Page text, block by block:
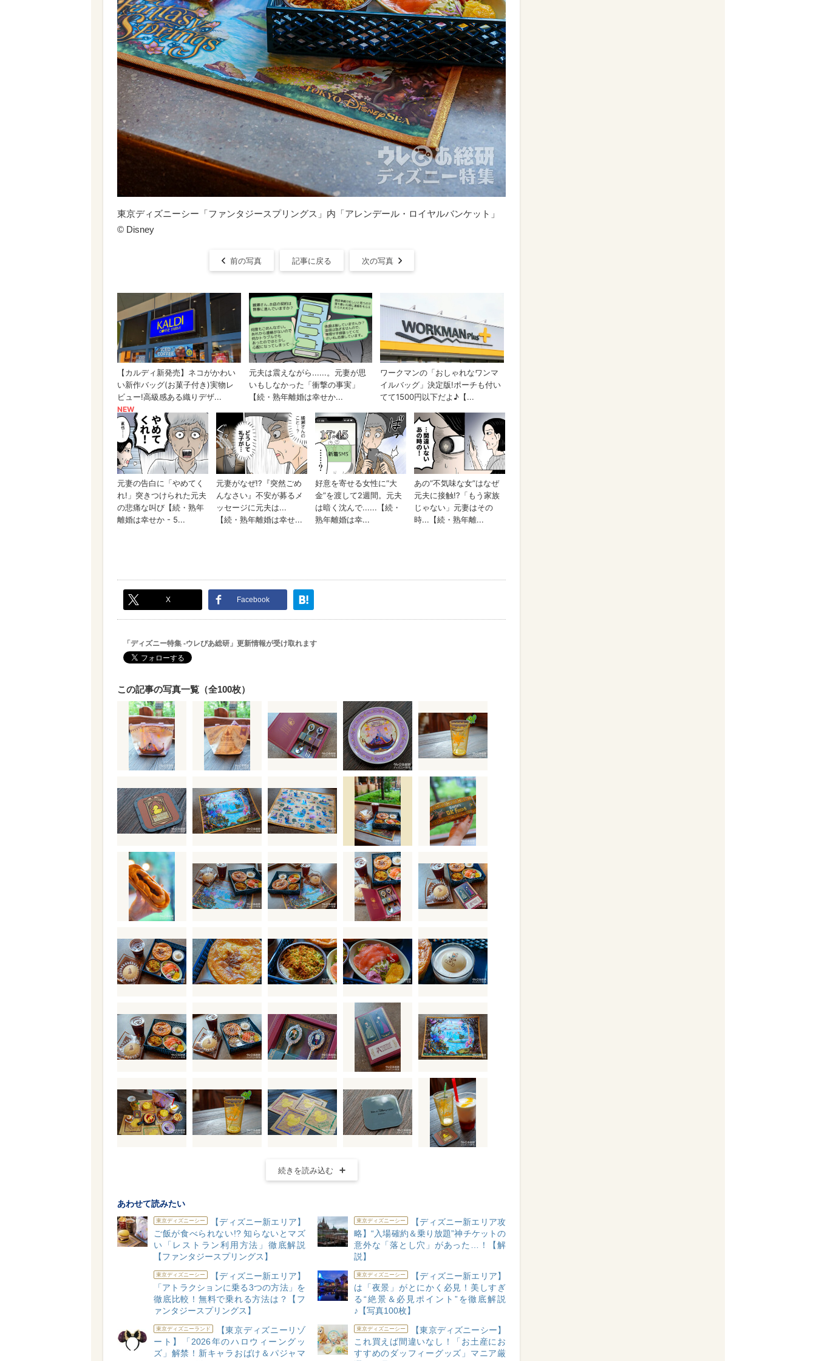
東京ディズニーシー「ファンタジースプリングス」内「アレンデール・ロイヤルバンケット」
© Disney
前の写真 記事に戻る 次の写真
X Facebook
「ディズニー特集 -ウレぴあ総研」更新情報が受け取れます
この記事の写真一覧（全100枚）
続きを読み込む
あわせて読みたい
東京ディズニーシー
【ディズニー新エリア】
ご飯が食べられない!? 知らないとマズ
い「レストラン利用方法」徹底解説
【ファンタジースプリングス】
東京ディズニーシー
【ディズニー新エリア攻
略】“入場確約＆乗り放題”神チケットの
意外な「落とし穴」があった…！【解
説】
東京ディズニーシー
【ディズニー新エリア】
「アトラクションに乗る3つの方法」を
徹底比較！無料で乗れる方法は？【フ
ァンタジースプリングス】
東京ディズニーシー
【ディズニー新エリア】
は「夜景」がとにかく必見！美しすぎ
る“絶景＆必見ポイント”を徹底解説
♪【写真100枚】
東京ディズニーランド
【東京ディズニーリゾ
ート】「2026年のハロウィーングッ
ズ」解禁！新キャラおばけ＆パジャマ
東京ディズニーシー
【東京ディズニーシー】
これ買えば間違いなし！「お土産にお
すすめのダッフィーグッズ」マニア厳